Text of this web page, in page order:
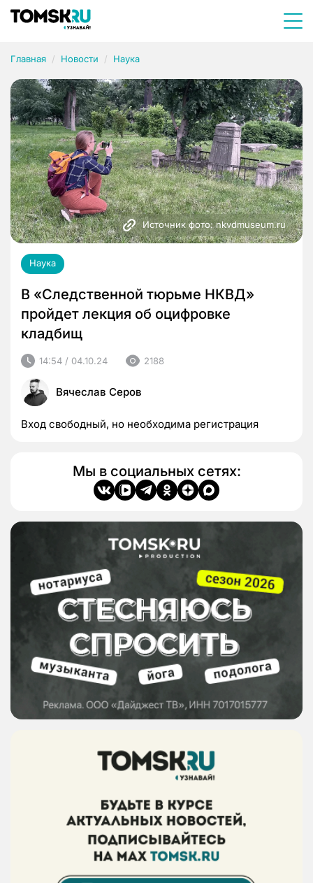
Главная Новости Наука
Источник фото: nkvdmuseum.ru
Наука
В «Следственной тюрьме НКВД»
пройдет лекция об оцифровке
кладбищ
14:54 / 04.10.24 2188
Вячеслав Серов
Вход свободный, но необходима регистрация
Мы в социальных сетях: